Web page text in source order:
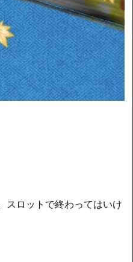
スロットで終わってはいけ